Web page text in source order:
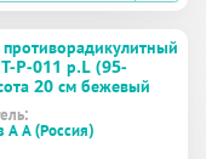
P-011 р.L (95-
20 см бежевый
А (Россия)